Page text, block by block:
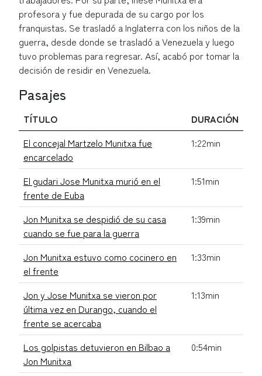
profesora y fue depurada de su cargo por los
franquistas. Se trasladó a Inglaterra con los niños de la
guerra, desde donde se trasladó a Venezuela y luego
tuvo problemas para regresar. Así, acabó por tomar la
decisión de residir en Venezuela.
Pasajes
TÍTULO
DURACIÓN
El concejal Martzelo Munitxa fue
encarcelado
1:22min
El gudari Jose Munitxa murió en el
frente de Euba
1:51min
Jon Munitxa se despidió de su casa
cuando se fue para la guerra
1:39min
Jon Munitxa estuvo como cocinero en
el frente
1:33min
Jon y Jose Munitxa se vieron por
última vez en Durango, cuando el
frente se acercaba
1:13min
Los golpistas detuvieron en Bilbao a
Jon Munitxa
0:54min